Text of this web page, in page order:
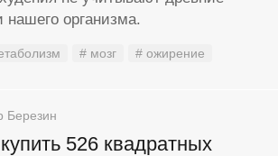
нашего организма.
# мозг
# ожирение
Березин
526 квадратных